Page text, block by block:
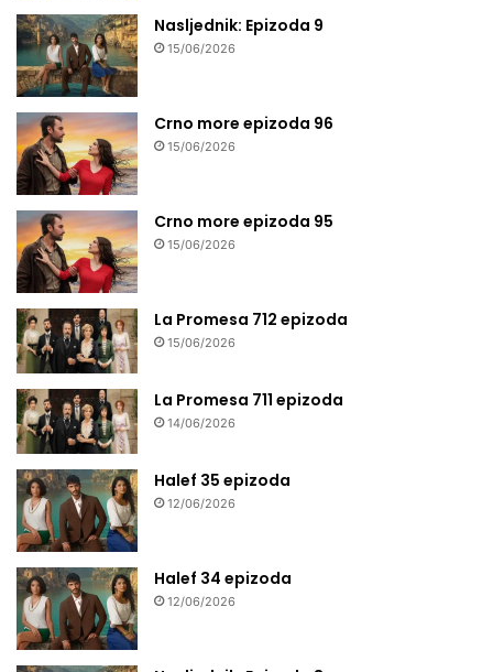
Nasljednik: Epizoda 9
15/06/2026
Crno more epizoda 96
15/06/2026
Crno more epizoda 95
15/06/2026
La Promesa 712 epizoda
15/06/2026
La Promesa 711 epizoda
14/06/2026
Halef 35 epizoda
12/06/2026
Halef 34 epizoda
12/06/2026